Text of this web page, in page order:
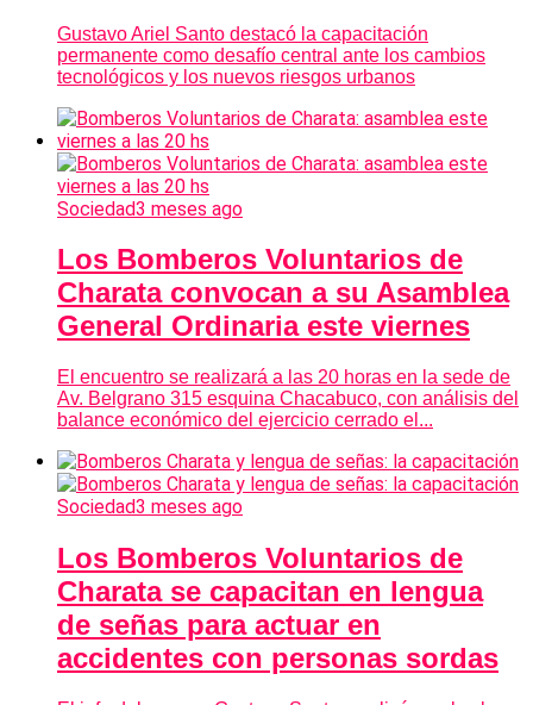
Gustavo Ariel Santo destacó la capacitación
permanente como desafío central ante los cambios
tecnológicos y los nuevos riesgos urbanos
Sociedad3 meses ago
Los Bomberos Voluntarios de
Charata convocan a su Asamblea
General Ordinaria este viernes
El encuentro se realizará a las 20 horas en la sede de
Av. Belgrano 315 esquina Chacabuco, con análisis del
balance económico del ejercicio cerrado el...
Sociedad3 meses ago
Los Bomberos Voluntarios de
Charata se capacitan en lengua
de señas para actuar en
accidentes con personas sordas